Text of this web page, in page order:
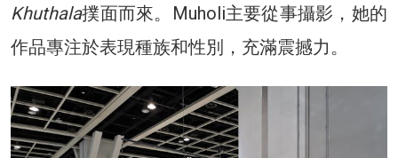
Khuthala撲面而來。Muholi主要從事攝影，她的
作品專注於表現種族和性別，充滿震撼力。